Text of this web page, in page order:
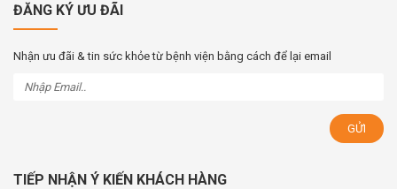
ĐĂNG KÝ ƯU ĐÃI
Nhận ưu đãi & tin sức khỏe từ bệnh viện bằng cách để lại email
TIẾP NHẬN Ý KIẾN KHÁCH HÀNG